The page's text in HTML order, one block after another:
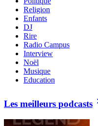
Religion
Enfants
DJ
Rire
Radio Campus
Interview
Noël
Musique
Education
Les meilleurs podcasts